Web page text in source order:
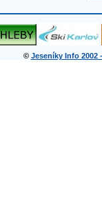
© Jeseníky Info 2002